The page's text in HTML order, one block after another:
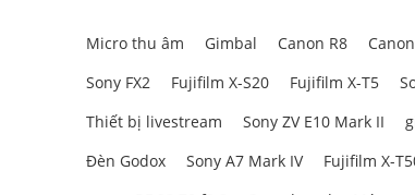
Micro thu âm Gimbal Canon R8
Sony FX2
Fujifilm X-S20 Fujifilm X-T5
Thiết bị livestream
Sony ZV E10 Mark II
Đèn Godox
Sony A7 Mark IV Fujifilm X-